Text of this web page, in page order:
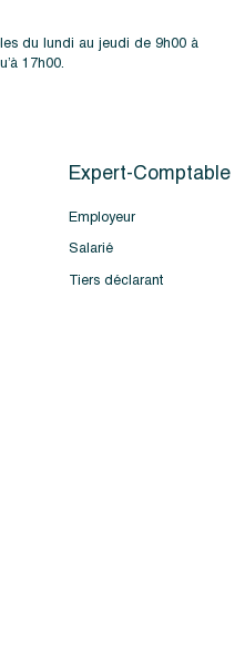
du lundi au jeudi de 9h00 à
17h00.
Expert-Comptable
Employeur
Salarié
Tiers déclarant